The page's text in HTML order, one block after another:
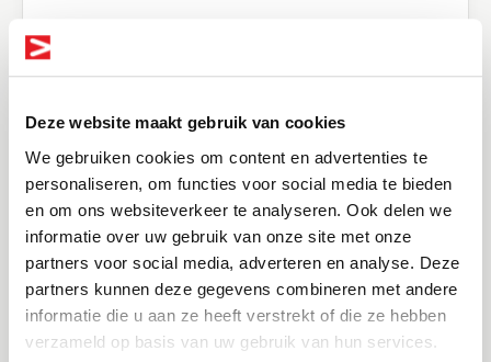
Deze website maakt gebruik van cookies
We gebruiken cookies om content en advertenties te
personaliseren, om functies voor social media te bieden
en om ons websiteverkeer te analyseren. Ook delen we
informatie over uw gebruik van onze site met onze
partners voor social media, adverteren en analyse. Deze
partners kunnen deze gegevens combineren met andere
informatie die u aan ze heeft verstrekt of die ze hebben
verzameld op basis van uw gebruik van hun services.
Must-haves
Een ervaren professional met geldige SKJ-
registratie
Minimaal 5 jaar ervaring als casusregisseur (óf
jeugd & gezinscoach, jeugdbeschermer of
jeugdconsulent binnen jeugdzorg)
Kennis en ervaring van de Jeugdwet en
complexe problematiek
Altijd als 1e op de hoogte van de
nieuwste vacatures als je een job
alert aanmaakt!
Bel me terug